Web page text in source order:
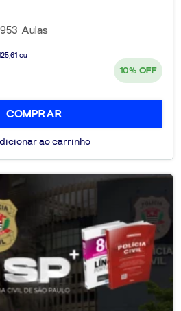
953 Aulas
ou
10% OFF
COMPRAR
ao carrinho